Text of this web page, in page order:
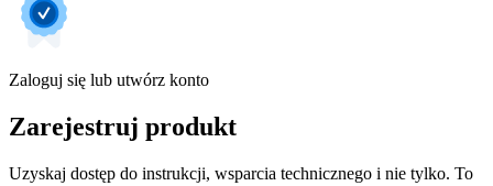
Zaloguj się lub utwórz konto
Zarejestruj produkt
Uzyskaj dostęp do instrukcji, wsparcia technicznego i nie tylko. To